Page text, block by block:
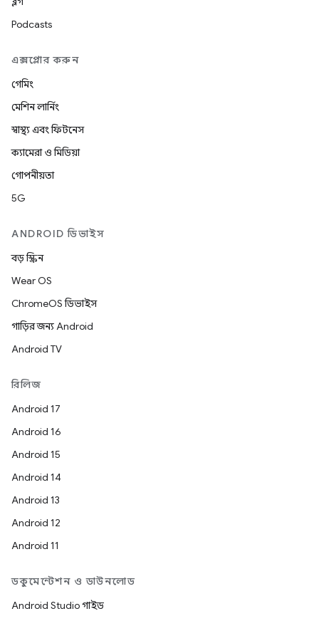
Podcasts
এক্সপ্লোর করুন
গেমিং
মেশিন লার্নিং
স্বাস্থ্য এবং ফিটনেস
ক্যামেরা ও মিডিয়া
গোপনীয়তা
5G
ANDROID ডিভাইস
বড় স্ক্রিন
Wear OS
ChromeOS ডিভাইস
গাড়ির জন্য Android
Android TV
রিলিজ
Android 17
Android 16
Android 15
Android 14
Android 13
Android 12
Android 11
ডকুমেন্টেশন ও ডাউনলোড
Android Studio গাইড